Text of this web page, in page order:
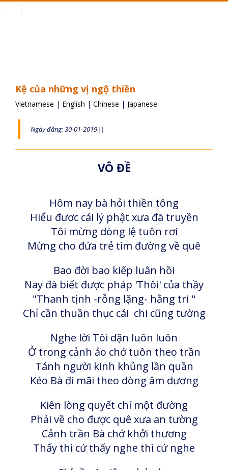
Kệ của những vị ngộ thiền
Vietnamese | English | Chinese | Japanese
Ngày đăng: 30-01-2019||
VÔ ĐỀ
Hôm nay bà hỏi thiền tông
Hiểu đươc cái lý phật xưa đã truyền
Tôi mừng dòng lệ tuôn rơi
Mừng cho đứa trẻ tìm đường về quê
Bao đời bao kiếp luân hồi
Nay đà biết được pháp 'Thôi' của thầy
"Thanh tịnh -rỗng lặng- hằng tri "
Chỉ cần thuần thục cái chi cũng tường
Nghe lời Tôi dặn luôn luôn
Ở trong cảnh ảo chớ tuôn theo trần
Tánh người kinh khủng lần quần
Kéo Bà đi mãi theo dòng âm dương
Kiên lòng quyết chí một đường
Phải về cho được quê xưa an tường
Cảnh trần Bà chớ khởi thương
Thấy thì cứ thấy nghe thì cứ nghe